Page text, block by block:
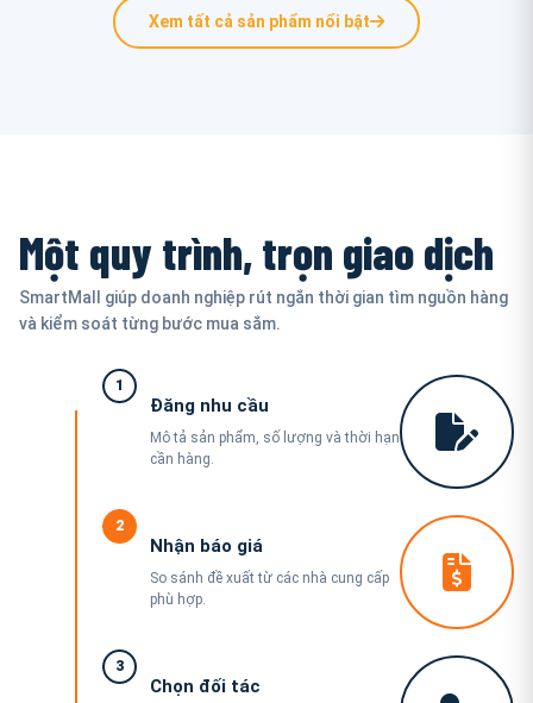
Xem tất cả sản phẩm nổi bật
Một quy trình, trọn giao dịch
SmartMall giúp doanh nghiệp rút ngắn thời gian tìm nguồn hàng
và kiểm soát từng bước mua sắm.
1
Đăng nhu cầu
Mô tả sản phẩm, số lượng và thời hạn
cần hàng.
2
Nhận báo giá
So sánh đề xuất từ các nhà cung cấp
phù hợp.
3
Chọn đối tác